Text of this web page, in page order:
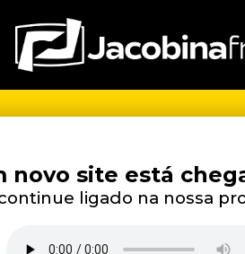
novo site está
ligado na nossa